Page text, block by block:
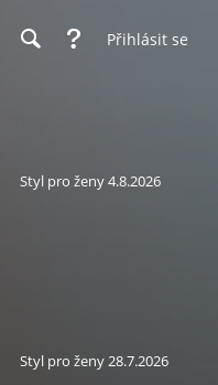
Přihlásit se
Styl pro ženy 4.8.2026
Styl pro ženy 28.7.2026